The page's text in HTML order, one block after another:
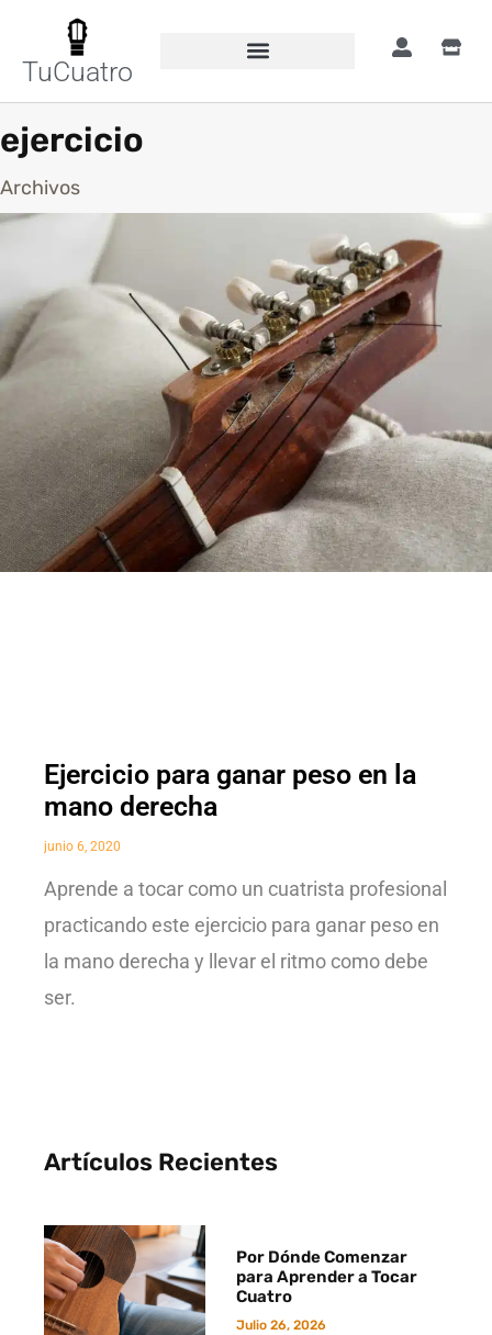
TuCuatro
ejercicio
Archivos
Ejercicio para ganar peso en la
mano derecha
junio 6, 2020
Aprende a tocar como un cuatrista profesional
practicando este ejercicio para ganar peso en
la mano derecha y llevar el ritmo como debe
ser.
Artículos Recientes
Por Dónde Comenzar
para Aprender a Tocar
Cuatro
Julio 26, 2026